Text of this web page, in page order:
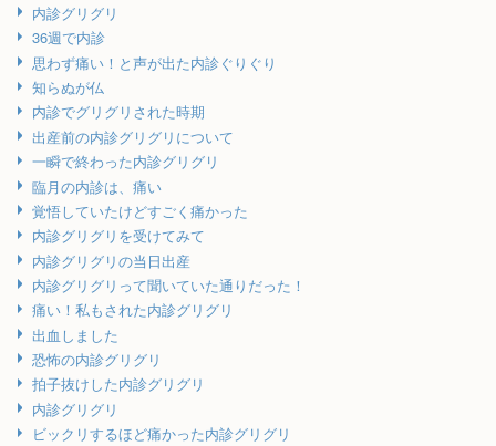
内診グリグリ
36週で内診
思わず痛い！と声が出た内診ぐりぐり
知らぬが仏
内診でグリグリされた時期
出産前の内診グリグリについて
一瞬で終わった内診グリグリ
臨月の内診は、痛い
覚悟していたけどすごく痛かった
内診グリグリを受けてみて
内診グリグリの当日出産
内診グリグリって聞いていた通りだった！
痛い！私もされた内診グリグリ
出血しました
恐怖の内診グリグリ
拍子抜けした内診グリグリ
内診グリグリ
ビックリするほど痛かった内診グリグリ